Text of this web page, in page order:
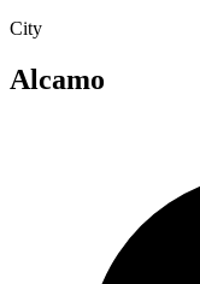
City
Alcamo